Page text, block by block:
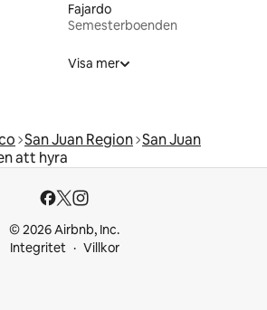
Fajardo
Semesterboenden
Visa mer
San Juan Region San Juan
att hyra
© 2026 Airbnb, Inc.
Integritet
Villkor